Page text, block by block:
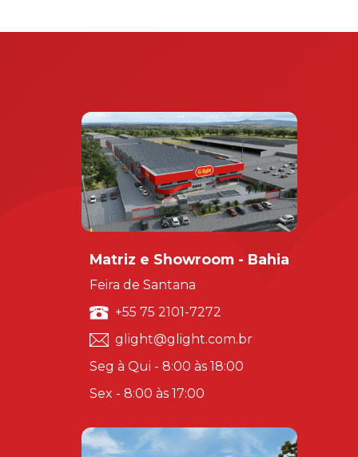
Matriz e Showroom - Bahia
Feira de Santana
+55 75 2101-7272
glight@glight.com.br
Seg à Qui - 8:00 às 18:00
Sex - 8:00 às 17:00